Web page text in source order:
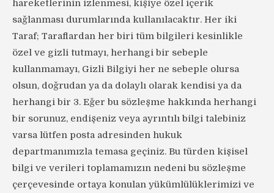
hareketlerinin izlenmesi, kişiye özel içerik
sağlanması durumlarında kullanılacaktır. Her iki
Taraf; Taraflardan her biri tüm bilgileri kesinlikle
özel ve gizli tutmayı, herhangi bir sebeple
kullanmamayı, Gizli Bilgiyi her ne sebeple olursa
olsun, doğrudan ya da dolaylı olarak kendisi ya da
herhangi bir 3. Eğer bu sözleşme hakkında herhangi
bir sorunuz, endişeniz veya ayrıntılı bilgi talebiniz
varsa lütfen posta adresinden hukuk
departmanımızla temasa geçiniz. Bu türden kişisel
bilgi ve verileri toplamamızın nedeni bu sözleşme
çerçevesinde ortaya konulan yükümlülüklerimizi ve